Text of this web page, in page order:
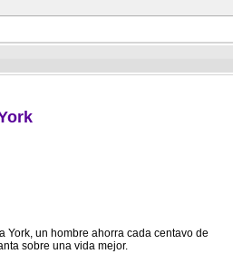
York, un hombre ahorra cada centavo de
sobre una vida mejor.